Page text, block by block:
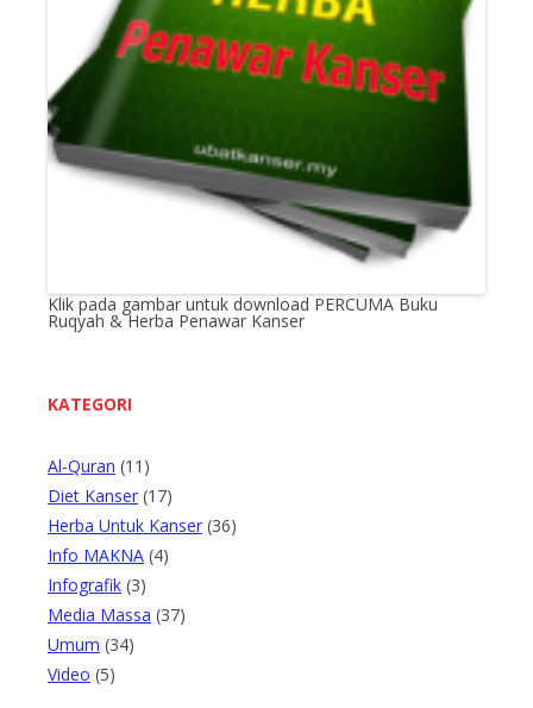
Klik pada gambar untuk download PERCUMA Buku
Ruqyah & Herba Penawar Kanser
KATEGORI
Al-Quran (11)
Diet Kanser (17)
Herba Untuk Kanser (36)
Info MAKNA (4)
Infografik (3)
Media Massa (37)
Umum (34)
Video (5)